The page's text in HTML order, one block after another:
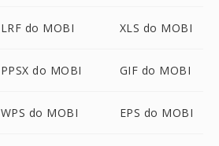
LRF do MOBI XLS do MOBI
PPSX do MOBI GIF do MOBI
WPS do MOBI EPS do MOBI